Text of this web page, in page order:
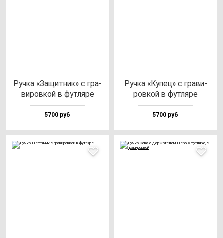
Руч­ка «Защит­ник» с гра­
ви­ров­кой в фут­ля­ре
5700 руб
Руч­ка «Купец» с гра­ви­
ров­кой в фут­ля­ре
5700 руб